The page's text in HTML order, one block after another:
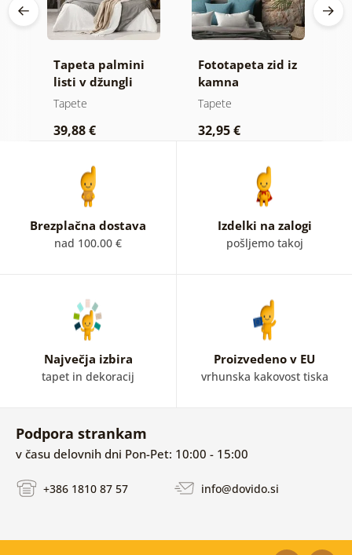
Tapeta palmini
listi v džungli
Tapete
39,88 €
Fototapeta zid iz
kamna
Tapete
32,95 €
Brezplačna dostava
nad 100.00 €
Izdelki na zalogi
pošljemo takoj
Največja izbira
tapet in dekoracij
Proizvedeno v EU
vrhunska kakovost tiska
Podpora strankam
v času delovnih dni Pon-Pet: 10:00 - 15:00
+386 1810 87 57 info@dovido.si